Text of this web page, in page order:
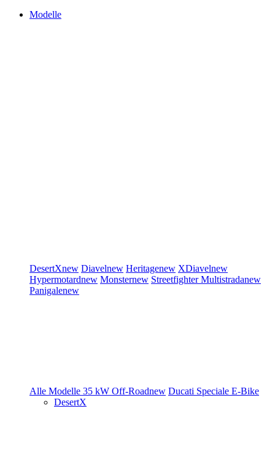
Modelle
DesertXnew Diavelnew Heritagenew XDiavelnew
Hypermotardnew Monsternew StreetfighterMultistradanew
Panigalenew
Alle Modelle 35 kW Off-Roadnew Ducati Speciale E-Bike
DesertX